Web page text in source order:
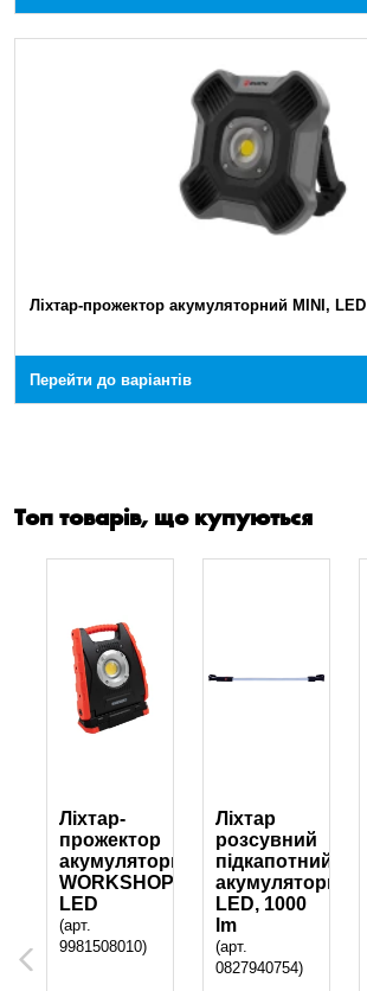
Ліхтар-прожектор акумуляторний MINI, LED
Перейти до варіантів
Топ товарів, що купуються
Previous
Ліхтар-
прожектор
акумуляторний
WORKSHOP,
LED
(арт.
9981508010)
Ліхтар
розсувний
підкапотний
акумуляторний,
LED, 1000
lm
(арт.
0827940754)